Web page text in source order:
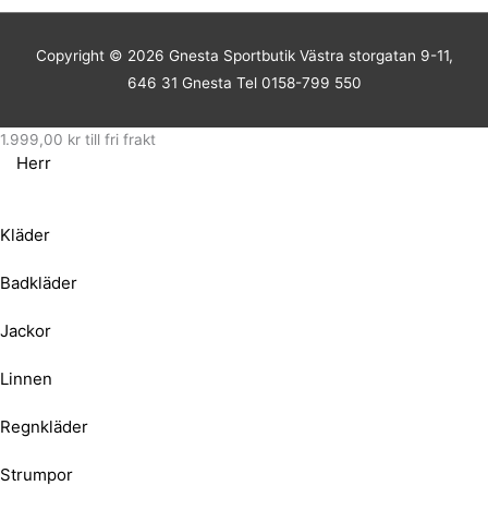
Copyright © 2026 Gnesta SportbutikVästra storgatan 9-11,
646 31 Gnesta Tel 0158-799 550
1.999,00 kr till fri frakt
Herr
Kläder
Badkläder
Jackor
Linnen
Regnkläder
Strumpor